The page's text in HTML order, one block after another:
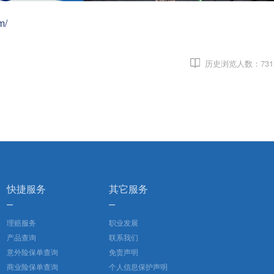
历史浏览人数：
快捷服务
理赔服务
产品查询
意外险保单查询
商业险保单查询
其它服务
职业发展
联系我们
免责声明
个人信息保护声明